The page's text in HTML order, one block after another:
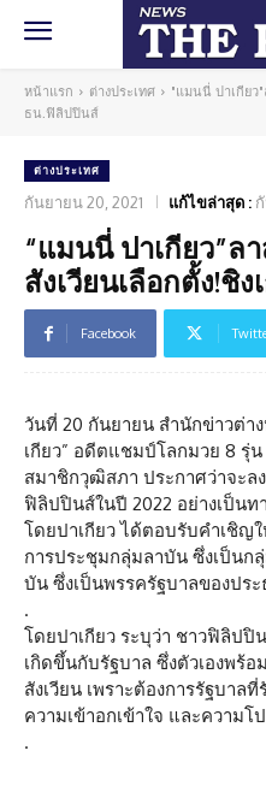
หน้าแรก ต่างประเทศ
"แมนนี่ ปาเกียว"
ธน.ฟิลิปปินส์
ต่างประเทศ
กันยายน 20, 2021 แก้ไขล่าสุด :
“แมนนี่ ปาเกียว”ล
สังเวียนเลือกตั้ง!ชิ
Facebook
วันที่ 20 กันยายน สำนักข่าวต่า
เกียว” อดีตแชมป์โลกมวย 8 รุ่
สมาชิกวุฒิสภา ประกาศว่าจะล
ฟิลิปปินส์ในปี 2022 อย่างเป็น
โดยปาเกียว ได้ตอบรับคำเชิญ
การประชุมกลุ่มลาบัน ซึ่งเป็นก
บัน ซึ่งเป็นพรรครัฐบาลของปร
.
โดยปาเกียว ระบุว่า ชาวฟิลิปปิ
เกิดขึ้นกับรัฐบาล ซึ่งตัวเองพร้
สังเวียน เพราะต้องการรัฐบา
ความเข้าอกเข้าใจ และความโ
.